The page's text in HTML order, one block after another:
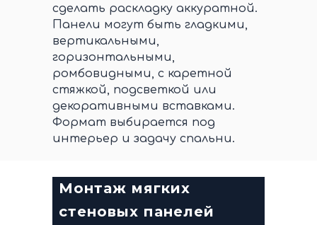
сделать раскладку аккуратной.
Панели могут быть гладкими,
вертикальными,
горизонтальными,
ромбовидными, с каретной
стяжкой, подсветкой или
декоративными вставками.
Формат выбирается под
интерьер и задачу спальни.
Монтаж мягких
стеновых панелей